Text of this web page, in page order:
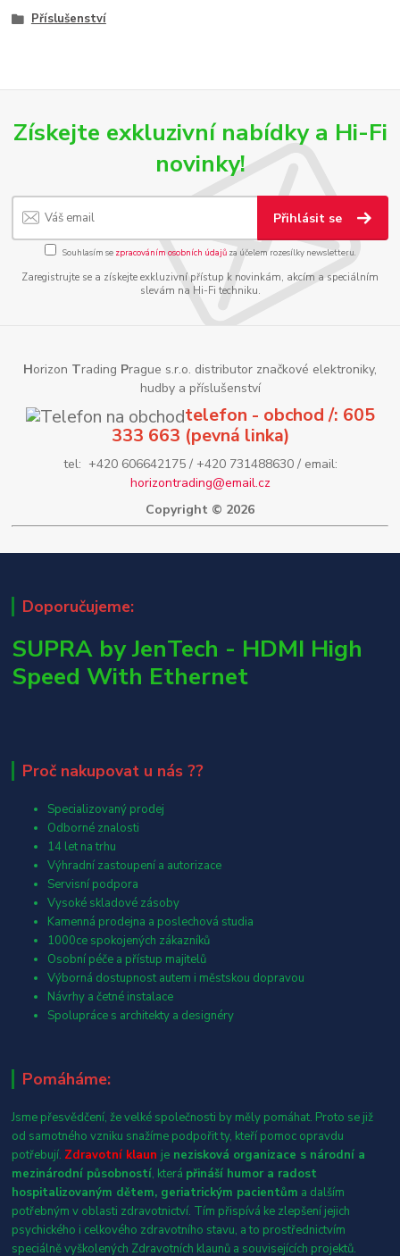
Příslušenství
Získejte exkluzivní nabídky a Hi-Fi
novinky!
Přihlásit se
Souhlasím se zpracováním osobních údajůza účelem rozesílky newsletteru.
Zaregistrujte se a získejte exkluzivní přístup k novinkám, akcím a speciálním
slevám na Hi-Fi techniku.
Horizon Trading Prague s.r.o. distributor značkové elektroniky,
hudby a příslušenství
telefon - obchod /: 605
333 663 (pevná linka)
tel: +420 606642175 / +420 731488630 / email:
horizontrading@email.cz
Copyright © 2026
Doporučujeme:
SUPRA by JenTech - HDMI High
Speed With Ethernet
Proč nakupovat u nás ??
Specializovaný prodej
Odborné znalosti
14 let na trhu
Výhradní zastoupení a autorizace
Servisní podpora
Vysoké skladové zásoby
Kamenná prodejna a poslechová studia
1000ce spokojených zákazníků
Osobní péče a přístup majitelů
Výborná dostupnost autem i městskou dopravou
Návrhy a četné instalace
Spolupráce s architekty a designéry
Pomáháme:
Jsme přesvědčení, že velké společnosti by měly pomáhat. Proto se již
od samotného vzniku snažíme podpořit ty, kteří pomoc opravdu
potřebují. Zdravotní klaun je nezisková organizace s národní a
mezinárodní působností, která přináší humor a radost
hospitalizovaným dětem, geriatrickým pacientům a dalším
potřebným v oblasti zdravotnictví. Tím přispívá ke zlepšení jejich
psychického i celkového zdravotního stavu, a to prostřednictvím
speciálně vyškolených Zdravotních klaunů a souvisejících projektů.